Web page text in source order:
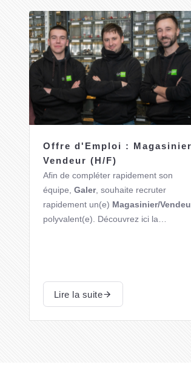
Offre d'Emploi :
Vendeur (H/F)
Afin de compléter rapidement son
équipe Galer, souhaite recruter
rapidement un(e) Magasinier/
polyvalent(e) . Découvrez ici la
Lire la suite